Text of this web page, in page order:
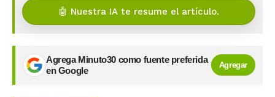
🤖 Nuestra IA te resume el artículo.
Agrega Minuto30 como fuente preferida
en Google
Agregar